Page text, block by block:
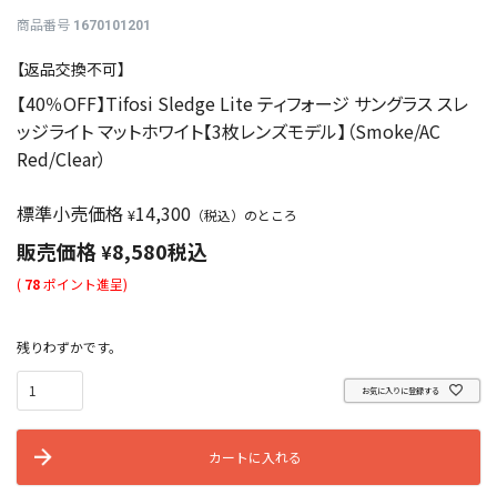
商品番号 1670101201
【返品交換不可】
【40％OFF】Tifosi Sledge Lite ティフォージ サングラス スレ
ッジライト マットホワイト【3枚レンズモデル】（Smoke/AC
Red/Clear）
標準小売価格 ¥14,300 （税込）のところ
販売価格¥8,580税込
( 78ポイント進呈)
残りわずかです。
お気に入りに登録する
カートに入れる